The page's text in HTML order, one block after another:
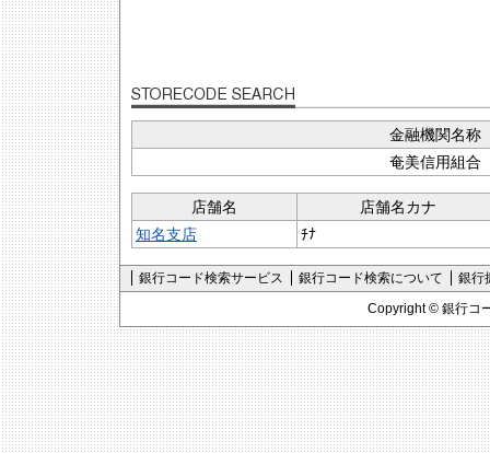
金融機関名称
奄美信用組合
店舗名
店舗名カナ
知名支店
ﾁﾅ
銀行コード検索サービス 銀行コード検索について
銀行
Copyright © 銀行コ